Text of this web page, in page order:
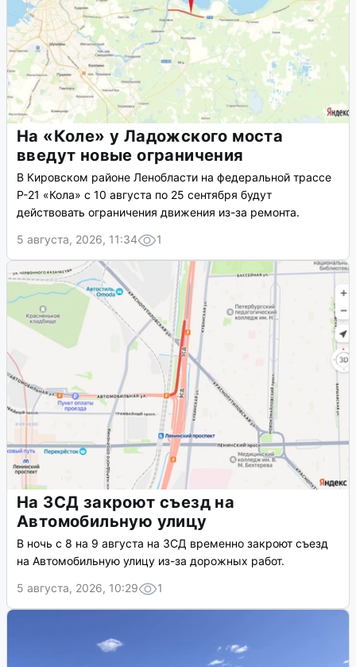
На «Коле» у Ладожского моста
введут новые ограничения
В Кировском районе Ленобласти на федеральной трассе
Р-21 «Кола» с 10 августа по 25 сентября будут
действовать ограничения движения из-за ремонта.
5 августа, 2026, 11:34
1
На ЗСД закроют съезд на
Автомобильную улицу
В ночь с 8 на 9 августа на ЗСД временно закроют съезд
на Автомобильную улицу из-за дорожных работ.
5 августа, 2026, 10:29
1